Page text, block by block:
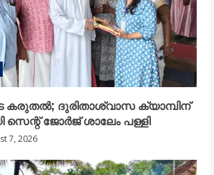
കരുതൽ; ദുരിതാശ്വാസ ക്യാമ്പിന്
ജോർജ് ശാലേം പള്ളി
7, 2026